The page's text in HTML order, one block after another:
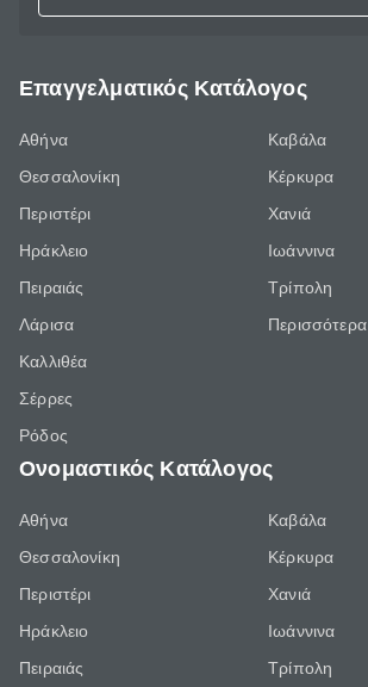
Επαγγελματικός Κατάλογος
Αθήνα
Θεσσαλονίκη
Περιστέρι
Ηράκλειο
Πειραιάς
Λάρισα
Καλλιθέα
Σέρρες
Ρόδος
Καβάλα
Κέρκυρα
Χανιά
Ιωάννινα
Τρίπολη
Περισσότερα
Ονομαστικός Κατάλογος
Αθήνα
Θεσσαλονίκη
Περιστέρι
Ηράκλειο
Πειραιάς
Καβάλα
Κέρκυρα
Χανιά
Ιωάννινα
Τρίπολη